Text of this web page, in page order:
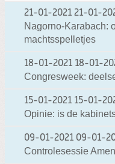
21-01-2021 21-01-
Nagorno-Karabach:
machtsspelletjes
18-01-2021 18-01-
Congresweek:
15-01-2021 15-01-
Opinie: is de
09-01-2021 09-01-
Controlesessie